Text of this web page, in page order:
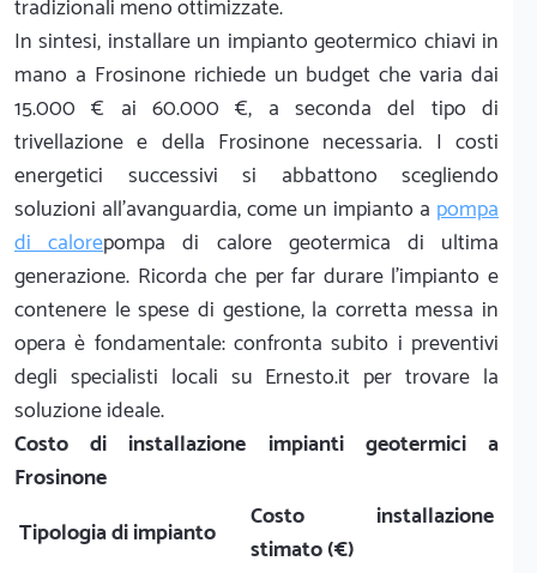
tradizionali meno ottimizzate.
In sintesi, installare un impianto geotermico chiavi in
mano a Frosinone richiede un budget che varia dai
15.000 € ai 60.000 €, a seconda del tipo di
trivellazione e della Frosinone necessaria. I costi
energetici successivi si abbattono scegliendo
soluzioni all'avanguardia, come un impianto a pompa
di calorepompa di calore geotermica di ultima
generazione. Ricorda che per far durare l'impianto e
contenere le spese di gestione, la corretta messa in
opera è fondamentale: confronta subito i preventivi
degli specialisti locali su Ernesto.it per trovare la
soluzione ideale.
Costo di installazione impianti geotermici a
Frosinone
Tipologia di impianto
Costo installazione
stimato (€)